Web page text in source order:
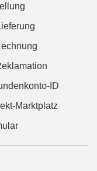
ID
Marktplatz